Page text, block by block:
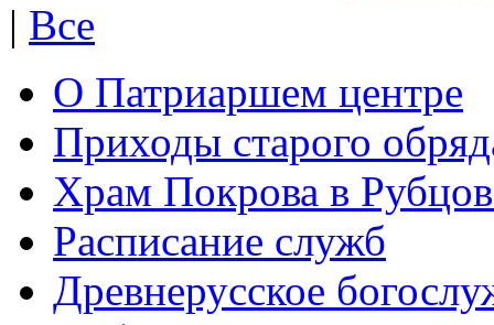
| Все
О Патриаршем центре
Приходы старого
Храм Покрова в
Расписание служб
Древнерусское